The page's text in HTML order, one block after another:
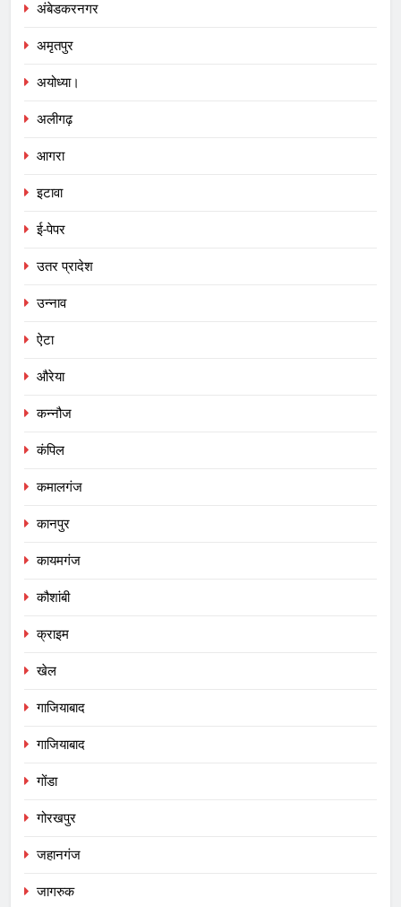
अंबेडकरनगर
अमृतपुर
अयोध्या।
अलीगढ़
आगरा
इटावा
ई-पेपर
उतर प्रादेश
उन्नाव
ऐटा
औरेया
कन्नौज
कंपिल
कमालगंज
कानपुर
कायमगंज
कौशांबी
क्राइम
खेल
गाजियाबाद
गाजियाबाद
गोंडा
गोरखपुर
जहानगंज
जागरुक